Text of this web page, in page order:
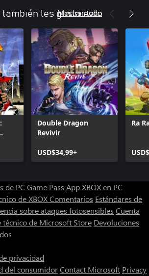
les gusta esto
Mostrar todo
Double Dragon
Revivir
USD$34,99+
Ra
de PC Game Pass App XBOX en PC
de XBOXComentarios Estándares de
sobre ataques fotosensibles Cuenta
técnico de Microsoft Store Devoluciones
privacidad
del consumidorContact Microsoft Privacy